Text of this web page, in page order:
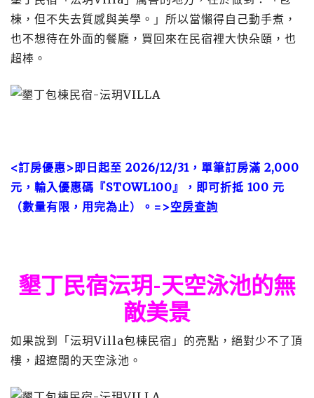
棟，但不失去質感與美學。」所以當懶得自己動手煮，
也不想待在外面的餐廳，買回來在民宿裡大快朵頤，也
超棒。
<訂房優惠>即日起至 2026/12/31，單筆訂房滿 2,000
元，輸入優惠碼『STOWL100』，即可折抵 100 元
（數量有限，用完為止）。=>空房查詢
墾丁民宿沄玥-天空泳池的無
敵美景
如果說到「沄玥Villa包棟民宿」的亮點，絕對少不了頂
樓，超遼闊的天空泳池。